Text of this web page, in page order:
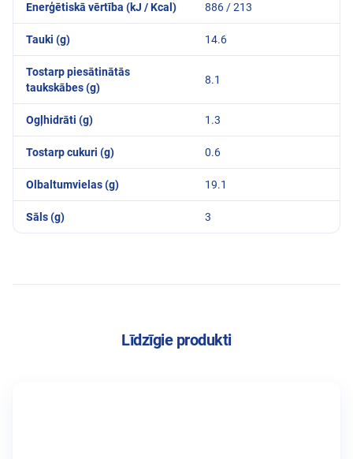
Enerģētiskā vērtība (kJ / Kcal) 886 / 213
Tauki (g) 14.6
Tostarp piesātinātās
taukskābes (g)
8.1
Ogļhidrāti (g) 1.3
Tostarp cukuri (g) 0.6
Olbaltumvielas (g) 19.1
Sāls (g) 3
Līdzīgie produkti